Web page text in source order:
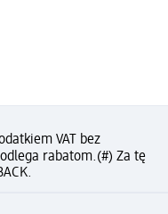
VAT bez
rabatom.(#) Za tę